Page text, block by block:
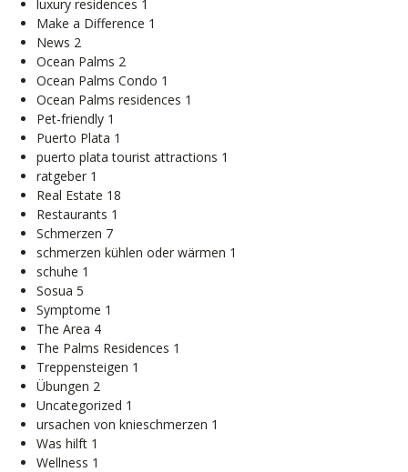
luxury residences 1
Make a Difference 1
News 2
Ocean Palms 2
Ocean Palms Condo 1
Ocean Palms residences 1
Pet-friendly 1
Puerto Plata 1
puerto plata tourist attractions 1
ratgeber 1
Real Estate 18
Restaurants 1
Schmerzen 7
schmerzen kühlen oder wärmen 1
schuhe 1
Sosua 5
Symptome 1
The Area 4
The Palms Residences 1
Treppensteigen 1
Übungen 2
Uncategorized 1
ursachen von knieschmerzen 1
Was hilft 1
Wellness 1